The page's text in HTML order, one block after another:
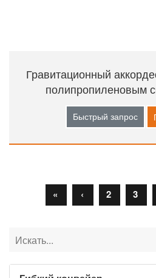
Гравитационный
полипропиленовым
Быстрый запрос
« ‹ 2 3